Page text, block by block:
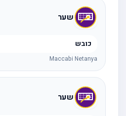
שער
כובש
Maccabi Netanya
שער